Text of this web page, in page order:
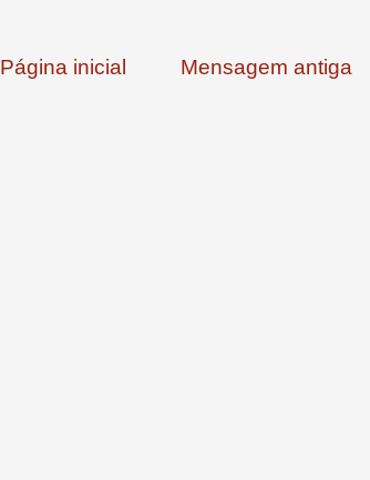
Mensagem antiga
Página inicial